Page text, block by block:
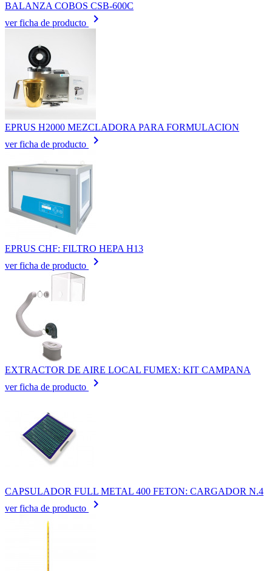
BALANZA COBOS CSB-600C
ver ficha de producto
keyboard_arrow_right
EPRUS H2000 MEZCLADORA PARA FORMULACION
ver ficha de producto
keyboard_arrow_right
EPRUS CHF: FILTRO HEPA H13
ver ficha de producto
keyboard_arrow_right
EXTRACTOR DE AIRE LOCAL FUMEX: KIT CAMPANA
ver ficha de producto
keyboard_arrow_right
CAPSULADOR FULL METAL 400 FETON: CARGADOR N.4
ver ficha de producto
keyboard_arrow_right